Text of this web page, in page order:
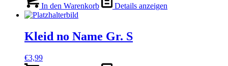
war:
€9,99
ist:
€8,00.
In den Warenkorb Details anzeigen
Kleid no Name Gr. S
€3,99